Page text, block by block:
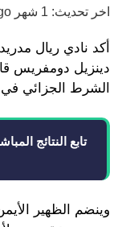
اخر تحديث: 1 شهر ago
أكد نادي ريال
دينزيل دومفريس
الشرط الجزائي في عقده
تابع النتائج
وينضم الظهير